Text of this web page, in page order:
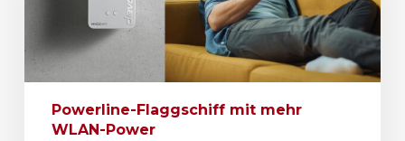
Powerline-Flaggschiff mit mehr
WLAN-Power